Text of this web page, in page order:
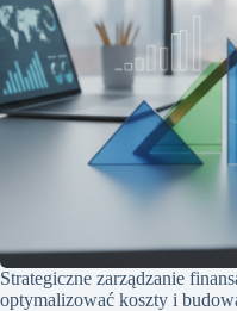
Strategiczne zarządzanie
optymalizować koszty i